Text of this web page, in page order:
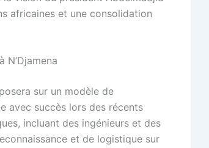
africaines et une consolidation
sur un modèle de
avec succès lors des récents
incluant des ingénieurs et des
et de logistique sur